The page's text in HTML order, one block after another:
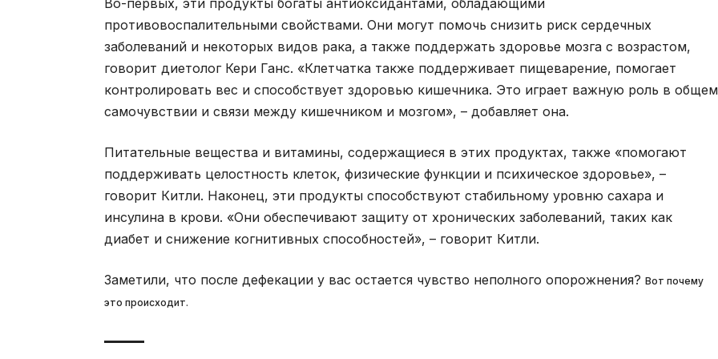
Во-первых, эти продукты богаты антиоксидантами, обладающими
противовоспалительными свойствами. Они могут помочь снизить риск сердечных
заболеваний и некоторых видов рака, а также поддержать здоровье мозга с возрастом,
говорит диетолог Кери Ганс. «Клетчатка также поддерживает пищеварение, помогает
контролировать вес и способствует здоровью кишечника. Это играет важную роль в общем
самочувствии и связи между кишечником и мозгом», – добавляет она.
Питательные вещества и витамины, содержащиеся в этих продуктах, также «помогают
поддерживать целостность клеток, физические функции и психическое здоровье», –
говорит Китли. Наконец, эти продукты способствуют стабильному уровню сахара и
инсулина в крови. «Они обеспечивают защиту от хронических заболеваний, таких как
диабет и снижение когнитивных способностей», – говорит Китли.
Заметили, что после дефекации у вас остается чувство неполного опорожнения? Вот почему
это происходит.